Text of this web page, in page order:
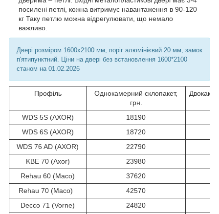
посилені петлі, кожна витримує навантаження в 90-120
кг Таку петлю можна відрегулювати, що немало
важливо.
Двері розміром 1600х2100 мм, поріг алюмінієвий 20 мм, замок
п'ятипунктний. Ціни на двері без встановлення 1600*2100
станом на 01.02.2026
Профіль
Однокамерний склопакет,
грн.
WDS 5S (AXOR)
18190
WDS 6S (AXOR)
18720
WDS 76 AD (AXOR)
22790
KBE 70 (Axor)
23980
Rehau 60 (Maco)
37620
Rehau 70 (Maco)
42570
Decco 71 (Vorne)
24820